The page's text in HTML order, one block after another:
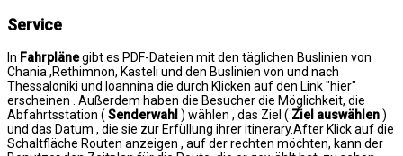
Service
In Fahrplänegibt es PDF-Dateien mit den täglichen Buslinien von
Chania ,Rethimnon, Kasteli und den Buslinien von und nach
Thessaloniki und Ioannina die durch Klicken auf den Link "hier"
erscheinen . Außerdem haben die Besucher die Möglichkeit, die
Abfahrtsstation ( Senderwahl ) wählen , das Ziel ( Ziel auswählen)
und das Datum , die sie zur Erfüllung ihrer itinerary.After Klick auf die
Schaltfläche Routen anzeigen , auf der rechten möchten, kann der